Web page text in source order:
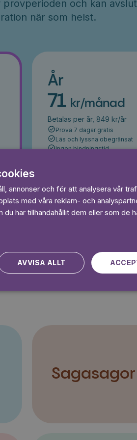
och kan
när som helst.
År
71 kr/månad
Betalas per år, 849 kr/år
Prova 7 dagar gratis
Läs och lyssna obegränsat
Ingen bindningstid
kunder fram till och med 2026-08-24
Sagasagor
annonser och för att analysera vår
med våra reklam- och
har tillhandahållit dem eller som de
AVVISA ALLT